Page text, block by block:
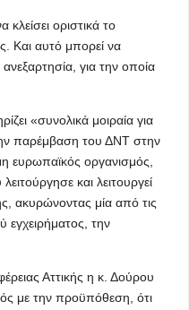
κλείσει οριστικά το
Και αυτό μπορεί να
ανεξαρτησία, για την οποία
«συνολικά μοιραία για
παρέμβαση του ΔΝΤ στην
ευρωπαϊκός οργανισμός,
και λειτουργεί
ακυρώνοντας μία από τις
εγχειρήματος, την
Αττικής η κ. Δούρου
με την προϋπόθεση, ότι